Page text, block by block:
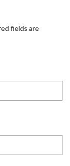
fields are